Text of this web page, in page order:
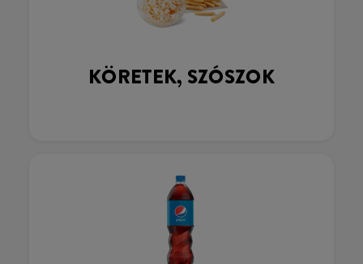
KÖRETEK, SZÓSZOK